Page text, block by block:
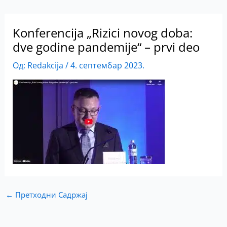
Konferencija „Rizici novog doba:
dve godine pandemije“ – prvi deo
Од: Redakcija /4. септембар 2023.
← Претходни Садржај